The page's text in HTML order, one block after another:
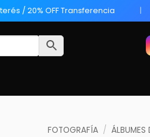
/ 20% OFF Transferencia
FOTOGRAFÍA / ÁLBUMES